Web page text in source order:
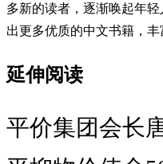
多新的读者，逐渐唤起年
出更多优质的中文书籍，
延伸阅读
平价集团会长